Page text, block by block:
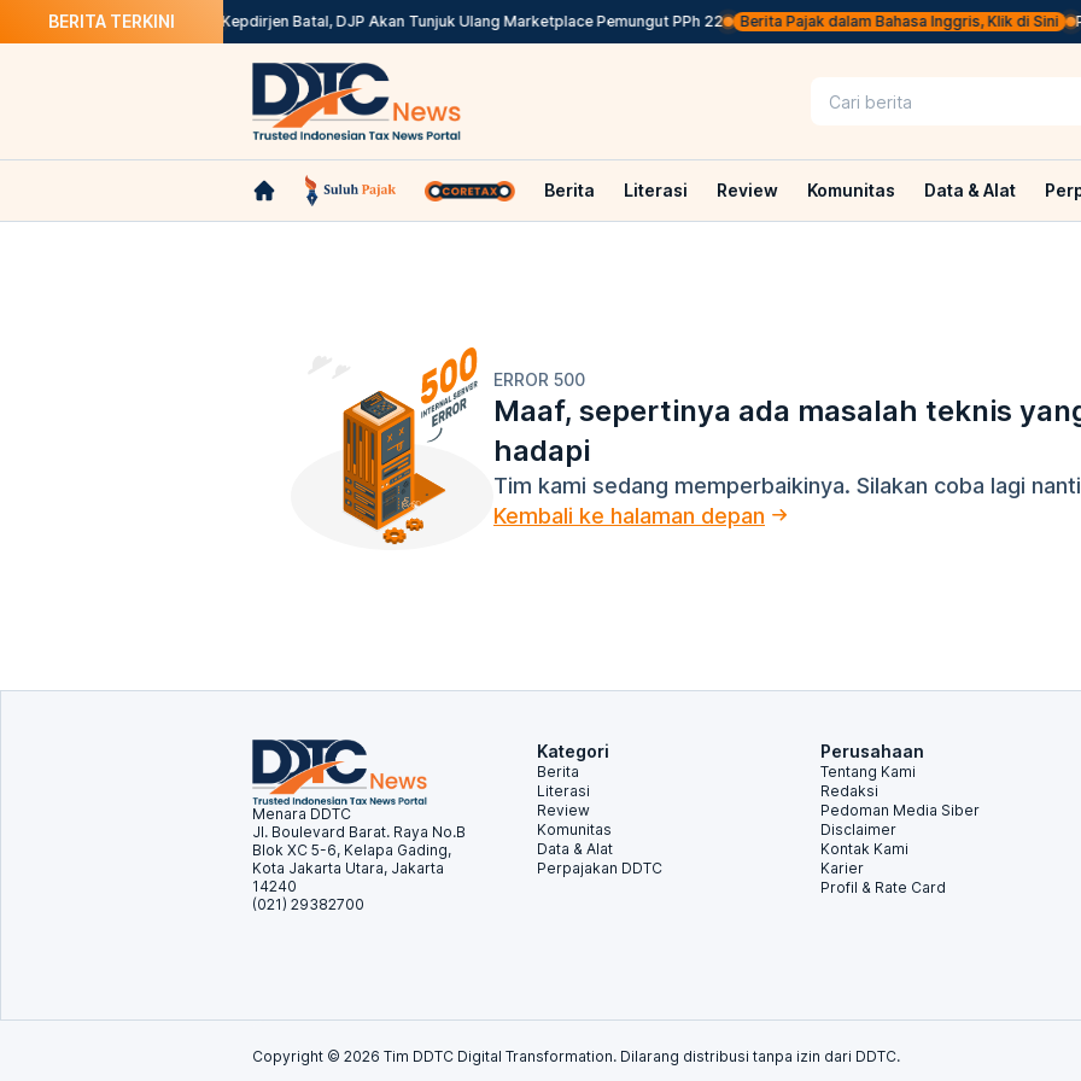
BERITA TERKINI
di Coretax? Ini Solusinya Kepdirjen Batal, DJP Akan Tunjuk Ulang Marketplace Pemungut PPh 22 Berita Pajak dalam Bahasa Inggris, Klik di Sini
Berita Literasi Review Komunitas Data & Alat
ERROR 500
Maaf, sepertinya ada masalah teknis
hadapi
Tim kami sedang memperbaikinya. Silakan coba lagi
Kembali ke halaman depan
Menara DDTC
Jl. Boulevard Barat. Raya No.B
Blok XC 5-6, Kelapa Gading,
Kota Jakarta Utara, Jakarta
14240
(021) 29382700
Kategori
Berita
Literasi
Review
Komunitas
Data & Alat
Perpajakan DDTC
Perusahaan
Tentang Kami
Redaksi
Pedoman Media Siber
Disclaimer
Kontak Kami
Karier
Profil & Rate Card
Copyright © 2026 Tim DDTC Digital Transformation. Dilarang distribusi tanpa izin dari DDTC.